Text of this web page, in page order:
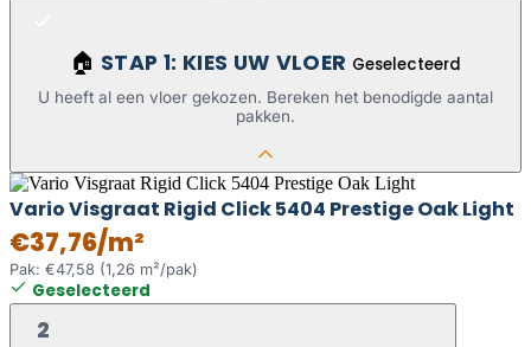
🏠 STAP 1: KIES UW VLOER Geselecteerd
U heeft al een vloer gekozen. Bereken het benodigde aantal
pakken.
Vario Visgraat Rigid Click 5404 Prestige Oak Light
€37,76/m²
Pak: €47,58 (1,26 m²/pak)
Geselecteerd
2